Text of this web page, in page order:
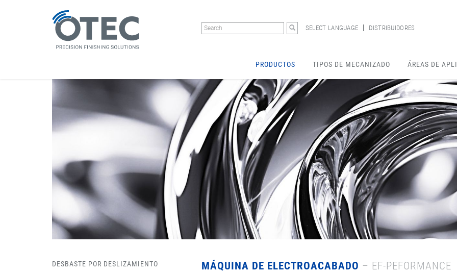
SELECT LANGUAGE DISTRIBUIDORES
PRODUCTOS TIPOS DE MECANIZADO ÁREAS DE
DESBASTE POR DESLIZAMIENTO
MÁQUINA DE ELECTROACABADO – EF-PEFORMANCE